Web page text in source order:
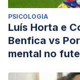
PSICOLOGIA
Luís Horta e
Benfica vs
mental no